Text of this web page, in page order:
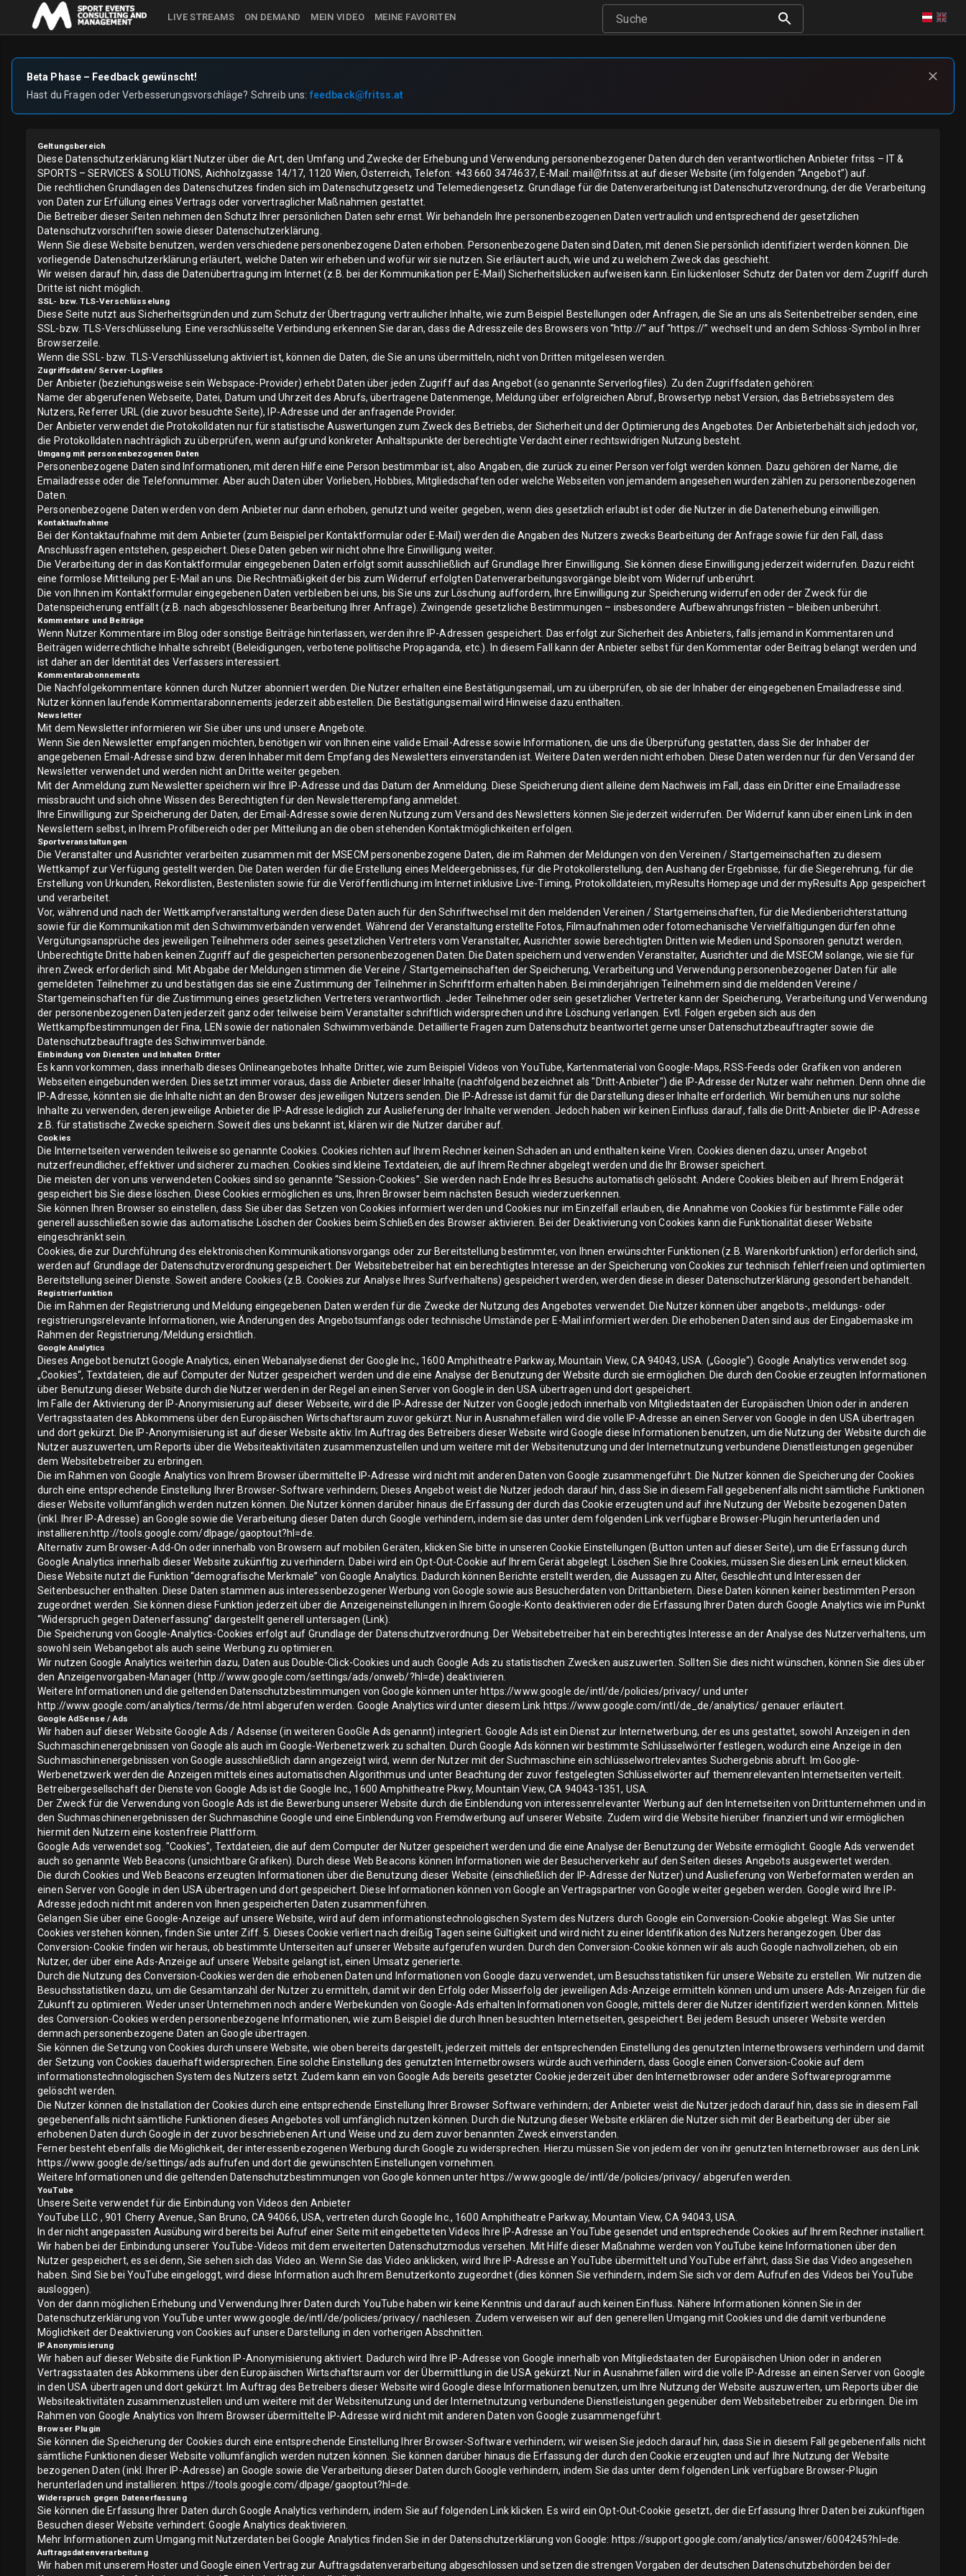
LIVE STREAMS ON DEMAND MEIN VIDEO MEINE FAVORITEN Suche
Beta Phase – Feedback gewünscht!
Hast du Fragen oder Verbesserungsvorschläge? Schreib uns: feedback@fritss.at
Geltungsbereich
Diese Datenschutzerklärung klärt Nutzer über die Art, den Umfang und Zwecke der Erhebung und Verwendung personenbezogener Daten durch den verantwortlichen Anbieter fritss – IT &
SPORTS – SERVICES & SOLUTIONS, Aichholzgasse 14/17, 1120 Wien, Österreich, Telefon: +43 660 3474637, E-Mail: mail@fritss.at auf dieser Website (im folgenden “Angebot”) auf.
Die rechtlichen Grundlagen des Datenschutzes finden sich im Datenschutzgesetz und Telemediengesetz. Grundlage für die Datenverarbeitung ist Datenschutzverordnung, der die Verarbeitung
von Daten zur Erfüllung eines Vertrags oder vorvertraglicher Maßnahmen gestattet.
Die Betreiber dieser Seiten nehmen den Schutz Ihrer persönlichen Daten sehr ernst. Wir behandeln Ihre personenbezogenen Daten vertraulich und entsprechend der gesetzlichen
Datenschutzvorschriften sowie dieser Datenschutzerklärung.
Wenn Sie diese Website benutzen, werden verschiedene personenbezogene Daten erhoben. Personenbezogene Daten sind Daten, mit denen Sie persönlich identifiziert werden können. Die
vorliegende Datenschutzerklärung erläutert, welche Daten wir erheben und wofür wir sie nutzen. Sie erläutert auch, wie und zu welchem Zweck das geschieht.
Wir weisen darauf hin, dass die Datenübertragung im Internet (z.B. bei der Kommunikation per E-Mail) Sicherheitslücken aufweisen kann. Ein lückenloser Schutz der Daten vor dem Zugriff durch
Dritte ist nicht möglich.
SSL- bzw. TLS-Verschlüsselung
Diese Seite nutzt aus Sicherheitsgründen und zum Schutz der Übertragung vertraulicher Inhalte, wie zum Beispiel Bestellungen oder Anfragen, die Sie an uns als Seitenbetreiber senden, eine
SSL-bzw. TLS-Verschlüsselung. Eine verschlüsselte Verbindung erkennen Sie daran, dass die Adresszeile des Browsers von “http://” auf “https://” wechselt und an dem Schloss-Symbol in Ihrer
Browserzeile.
Wenn die SSL- bzw. TLS-Verschlüsselung aktiviert ist, können die Daten, die Sie an uns übermitteln, nicht von Dritten mitgelesen werden.
Zugriffsdaten/ Server-Logfiles
Der Anbieter (beziehungsweise sein Webspace-Provider) erhebt Daten über jeden Zugriff auf das Angebot (so genannte Serverlogfiles). Zu den Zugriffsdaten gehören:
Name der abgerufenen Webseite, Datei, Datum und Uhrzeit des Abrufs, übertragene Datenmenge, Meldung über erfolgreichen Abruf, Browsertyp nebst Version, das Betriebssystem des
Nutzers, Referrer URL (die zuvor besuchte Seite), IP-Adresse und der anfragende Provider.
Der Anbieter verwendet die Protokolldaten nur für statistische Auswertungen zum Zweck des Betriebs, der Sicherheit und der Optimierung des Angebotes. Der Anbieterbehält sich jedoch vor,
die Protokolldaten nachträglich zu überprüfen, wenn aufgrund konkreter Anhaltspunkte der berechtigte Verdacht einer rechtswidrigen Nutzung besteht.
Umgang mit personenbezogenen Daten
Personenbezogene Daten sind Informationen, mit deren Hilfe eine Person bestimmbar ist, also Angaben, die zurück zu einer Person verfolgt werden können. Dazu gehören der Name, die
Emailadresse oder die Telefonnummer. Aber auch Daten über Vorlieben, Hobbies, Mitgliedschaften oder welche Webseiten von jemandem angesehen wurden zählen zu personenbezogenen
Daten.
Personenbezogene Daten werden von dem Anbieter nur dann erhoben, genutzt und weiter gegeben, wenn dies gesetzlich erlaubt ist oder die Nutzer in die Datenerhebung einwilligen.
Kontaktaufnahme
Bei der Kontaktaufnahme mit dem Anbieter (zum Beispiel per Kontaktformular oder E-Mail) werden die Angaben des Nutzers zwecks Bearbeitung der Anfrage sowie für den Fall, dass
Anschlussfragen entstehen, gespeichert. Diese Daten geben wir nicht ohne Ihre Einwilligung weiter.
Die Verarbeitung der in das Kontaktformular eingegebenen Daten erfolgt somit ausschließlich auf Grundlage Ihrer Einwilligung. Sie können diese Einwilligung jederzeit widerrufen. Dazu reicht
eine formlose Mitteilung per E-Mail an uns. Die Rechtmäßigkeit der bis zum Widerruf erfolgten Datenverarbeitungsvorgänge bleibt vom Widerruf unberührt.
Die von Ihnen im Kontaktformular eingegebenen Daten verbleiben bei uns, bis Sie uns zur Löschung auffordern, Ihre Einwilligung zur Speicherung widerrufen oder der Zweck für die
Datenspeicherung entfällt (z.B. nach abgeschlossener Bearbeitung Ihrer Anfrage). Zwingende gesetzliche Bestimmungen – insbesondere Aufbewahrungsfristen – bleiben unberührt.
Kommentare und Beiträge
Wenn Nutzer Kommentare im Blog oder sonstige Beiträge hinterlassen, werden ihre IP-Adressen gespeichert. Das erfolgt zur Sicherheit des Anbieters, falls jemand in Kommentaren und
Beiträgen widerrechtliche Inhalte schreibt (Beleidigungen, verbotene politische Propaganda, etc.). In diesem Fall kann der Anbieter selbst für den Kommentar oder Beitrag belangt werden und
ist daher an der Identität des Verfassers interessiert.
Kommentarabonnements
Die Nachfolgekommentare können durch Nutzer abonniert werden. Die Nutzer erhalten eine Bestätigungsemail, um zu überprüfen, ob sie der Inhaber der eingegebenen Emailadresse sind.
Nutzer können laufende Kommentarabonnements jederzeit abbestellen. Die Bestätigungsemail wird Hinweise dazu enthalten.
Newsletter
Mit dem Newsletter informieren wir Sie über uns und unsere Angebote.
Wenn Sie den Newsletter empfangen möchten, benötigen wir von Ihnen eine valide Email-Adresse sowie Informationen, die uns die Überprüfung gestatten, dass Sie der Inhaber der
angegebenen Email-Adresse sind bzw. deren Inhaber mit dem Empfang des Newsletters einverstanden ist. Weitere Daten werden nicht erhoben. Diese Daten werden nur für den Versand der
Newsletter verwendet und werden nicht an Dritte weiter gegeben.
Mit der Anmeldung zum Newsletter speichern wir Ihre IP-Adresse und das Datum der Anmeldung. Diese Speicherung dient alleine dem Nachweis im Fall, dass ein Dritter eine Emailadresse
missbraucht und sich ohne Wissen des Berechtigten für den Newsletterempfang anmeldet.
Ihre Einwilligung zur Speicherung der Daten, der Email-Adresse sowie deren Nutzung zum Versand des Newsletters können Sie jederzeit widerrufen. Der Widerruf kann über einen Link in den
Newslettern selbst, in Ihrem Profilbereich oder per Mitteilung an die oben stehenden Kontaktmöglichkeiten erfolgen.
Sportveranstaltungen
Die Veranstalter und Ausrichter verarbeiten zusammen mit der MSECM personenbezogene Daten, die im Rahmen der Meldungen von den Vereinen / Startgemeinschaften zu diesem
Wettkampf zur Verfügung gestellt werden. Die Daten werden für die Erstellung eines Meldeergebnisses, für die Protokollerstellung, den Aushang der Ergebnisse, für die Siegerehrung, für die
Erstellung von Urkunden, Rekordlisten, Bestenlisten sowie für die Veröffentlichung im Internet inklusive Live-Timing, Protokolldateien, myResults Homepage und der myResults App gespeichert
und verarbeitet.
Vor, während und nach der Wettkampfveranstaltung werden diese Daten auch für den Schriftwechsel mit den meldenden Vereinen / Startgemeinschaften, für die Medienberichterstattung
sowie für die Kommunikation mit den Schwimmverbänden verwendet. Während der Veranstaltung erstellte Fotos, Filmaufnahmen oder fotomechanische Vervielfältigungen dürfen ohne
Vergütungsansprüche des jeweiligen Teilnehmers oder seines gesetzlichen Vertreters vom Veranstalter, Ausrichter sowie berechtigten Dritten wie Medien und Sponsoren genutzt werden.
Unberechtigte Dritte haben keinen Zugriff auf die gespeicherten personenbezogenen Daten. Die Daten speichern und verwenden Veranstalter, Ausrichter und die MSECM solange, wie sie für
ihren Zweck erforderlich sind. Mit Abgabe der Meldungen stimmen die Vereine / Startgemeinschaften der Speicherung, Verarbeitung und Verwendung personenbezogener Daten für alle
gemeldeten Teilnehmer zu und bestätigen das sie eine Zustimmung der Teilnehmer in Schriftform erhalten haben. Bei minderjährigen Teilnehmern sind die meldenden Vereine /
Startgemeinschaften für die Zustimmung eines gesetzlichen Vertreters verantwortlich. Jeder Teilnehmer oder sein gesetzlicher Vertreter kann der Speicherung, Verarbeitung und Verwendung
der personenbezogenen Daten jederzeit ganz oder teilweise beim Veranstalter schriftlich widersprechen und ihre Löschung verlangen. Evtl. Folgen ergeben sich aus den
Wettkampfbestimmungen der Fina, LEN sowie der nationalen Schwimmverbände. Detaillierte Fragen zum Datenschutz beantwortet gerne unser Datenschutzbeauftragter sowie die
Datenschutzbeauftragte des Schwimmverbände.
Einbindung von Diensten und Inhalten Dritter
Es kann vorkommen, dass innerhalb dieses Onlineangebotes Inhalte Dritter, wie zum Beispiel Videos von YouTube, Kartenmaterial von Google-Maps, RSS-Feeds oder Grafiken von anderen
Webseiten eingebunden werden. Dies setzt immer voraus, dass die Anbieter dieser Inhalte (nachfolgend bezeichnet als "Dritt-Anbieter") die IP-Adresse der Nutzer wahr nehmen. Denn ohne die
IP-Adresse, könnten sie die Inhalte nicht an den Browser des jeweiligen Nutzers senden. Die IP-Adresse ist damit für die Darstellung dieser Inhalte erforderlich. Wir bemühen uns nur solche
Inhalte zu verwenden, deren jeweilige Anbieter die IP-Adresse lediglich zur Auslieferung der Inhalte verwenden. Jedoch haben wir keinen Einfluss darauf, falls die Dritt-Anbieter die IP-Adresse
z.B. für statistische Zwecke speichern. Soweit dies uns bekannt ist, klären wir die Nutzer darüber auf.
Cookies
Die Internetseiten verwenden teilweise so genannte Cookies. Cookies richten auf Ihrem Rechner keinen Schaden an und enthalten keine Viren. Cookies dienen dazu, unser Angebot
nutzerfreundlicher, effektiver und sicherer zu machen. Cookies sind kleine Textdateien, die auf Ihrem Rechner abgelegt werden und die Ihr Browser speichert.
Die meisten der von uns verwendeten Cookies sind so genannte “Session-Cookies”. Sie werden nach Ende Ihres Besuchs automatisch gelöscht. Andere Cookies bleiben auf Ihrem Endgerät
gespeichert bis Sie diese löschen. Diese Cookies ermöglichen es uns, Ihren Browser beim nächsten Besuch wiederzuerkennen.
Sie können Ihren Browser so einstellen, dass Sie über das Setzen von Cookies informiert werden und Cookies nur im Einzelfall erlauben, die Annahme von Cookies für bestimmte Fälle oder
generell ausschließen sowie das automatische Löschen der Cookies beim Schließen des Browser aktivieren. Bei der Deaktivierung von Cookies kann die Funktionalität dieser Website
eingeschränkt sein.
Cookies, die zur Durchführung des elektronischen Kommunikationsvorgangs oder zur Bereitstellung bestimmter, von Ihnen erwünschter Funktionen (z.B. Warenkorbfunktion) erforderlich sind,
werden auf Grundlage der Datenschutzverordnung gespeichert. Der Websitebetreiber hat ein berechtigtes Interesse an der Speicherung von Cookies zur technisch fehlerfreien und optimierten
Bereitstellung seiner Dienste. Soweit andere Cookies (z.B. Cookies zur Analyse Ihres Surfverhaltens) gespeichert werden, werden diese in dieser Datenschutzerklärung gesondert behandelt.
Registrierfunktion
Die im Rahmen der Registrierung und Meldung eingegebenen Daten werden für die Zwecke der Nutzung des Angebotes verwendet. Die Nutzer können über angebots-, meldungs- oder
registrierungsrelevante Informationen, wie Änderungen des Angebotsumfangs oder technische Umstände per E-Mail informiert werden. Die erhobenen Daten sind aus der Eingabemaske im
Rahmen der Registrierung/Meldung ersichtlich.
Google Analytics
Dieses Angebot benutzt Google Analytics, einen Webanalysedienst der Google Inc., 1600 Amphitheatre Parkway, Mountain View, CA 94043, USA. („Google“). Google Analytics verwendet sog.
„Cookies“, Textdateien, die auf Computer der Nutzer gespeichert werden und die eine Analyse der Benutzung der Website durch sie ermöglichen. Die durch den Cookie erzeugten Informationen
über Benutzung dieser Website durch die Nutzer werden in der Regel an einen Server von Google in den USA übertragen und dort gespeichert.
Im Falle der Aktivierung der IP-Anonymisierung auf dieser Webseite, wird die IP-Adresse der Nutzer von Google jedoch innerhalb von Mitgliedstaaten der Europäischen Union oder in anderen
Vertragsstaaten des Abkommens über den Europäischen Wirtschaftsraum zuvor gekürzt. Nur in Ausnahmefällen wird die volle IP-Adresse an einen Server von Google in den USA übertragen
und dort gekürzt. Die IP-Anonymisierung ist auf dieser Website aktiv. Im Auftrag des Betreibers dieser Website wird Google diese Informationen benutzen, um die Nutzung der Website durch die
Nutzer auszuwerten, um Reports über die Websiteaktivitäten zusammenzustellen und um weitere mit der Websitenutzung und der Internetnutzung verbundene Dienstleistungen gegenüber
dem Websitebetreiber zu erbringen.
Die im Rahmen von Google Analytics von Ihrem Browser übermittelte IP-Adresse wird nicht mit anderen Daten von Google zusammengeführt. Die Nutzer können die Speicherung der Cookies
durch eine entsprechende Einstellung Ihrer Browser-Software verhindern; Dieses Angebot weist die Nutzer jedoch darauf hin, dass Sie in diesem Fall gegebenenfalls nicht sämtliche Funktionen
dieser Website vollumfänglich werden nutzen können. Die Nutzer können darüber hinaus die Erfassung der durch das Cookie erzeugten und auf ihre Nutzung der Website bezogenen Daten
(inkl. Ihrer IP-Adresse) an Google sowie die Verarbeitung dieser Daten durch Google verhindern, indem sie das unter dem folgenden Link verfügbare Browser-Plugin herunterladen und
installieren:http://tools.google.com/dlpage/gaoptout?hl=de.
Alternativ zum Browser-Add-On oder innerhalb von Browsern auf mobilen Geräten, klicken Sie bitte in unseren Cookie Einstellungen (Button unten auf dieser Seite), um die Erfassung durch
Google Analytics innerhalb dieser Website zukünftig zu verhindern. Dabei wird ein Opt-Out-Cookie auf Ihrem Gerät abgelegt. Löschen Sie Ihre Cookies, müssen Sie diesen Link erneut klicken.
Diese Website nutzt die Funktion “demografische Merkmale” von Google Analytics. Dadurch können Berichte erstellt werden, die Aussagen zu Alter, Geschlecht und Interessen der
Seitenbesucher enthalten. Diese Daten stammen aus interessenbezogener Werbung von Google sowie aus Besucherdaten von Drittanbietern. Diese Daten können keiner bestimmten Person
zugeordnet werden. Sie können diese Funktion jederzeit über die Anzeigeneinstellungen in Ihrem Google-Konto deaktivieren oder die Erfassung Ihrer Daten durch Google Analytics wie im Punkt
“Widerspruch gegen Datenerfassung” dargestellt generell untersagen (Link).
Die Speicherung von Google-Analytics-Cookies erfolgt auf Grundlage der Datenschutzverordnung. Der Websitebetreiber hat ein berechtigtes Interesse an der Analyse des Nutzerverhaltens, um
sowohl sein Webangebot als auch seine Werbung zu optimieren.
Wir nutzen Google Analytics weiterhin dazu, Daten aus Double-Click-Cookies und auch Google Ads zu statistischen Zwecken auszuwerten. Sollten Sie dies nicht wünschen, können Sie dies über
den Anzeigenvorgaben-Manager ( http://www.google.com/settings/ads/onweb/?hl=de) deaktivieren.
Weitere Informationen und die geltenden Datenschutzbestimmungen von Google können unter https://www.google.de/intl/de/policies/privacy/und unter
http://www.google.com/analytics/terms/de.html abgerufen werden. Google Analytics wird unter diesem Link https://www.google.com/intl/de_de/analytics/genauer erläutert.
Google AdSense / Ads
Wir haben auf dieser Website Google Ads / Adsense (in weiteren GooGle Ads genannt) integriert. Google Ads ist ein Dienst zur Internetwerbung, der es uns gestattet, sowohl Anzeigen in den
Suchmaschinenergebnissen von Google als auch im Google-Werbenetzwerk zu schalten. Durch Google Ads können wir bestimmte Schlüsselwörter festlegen, wodurch eine Anzeige in den
Suchmaschinenergebnissen von Google ausschließlich dann angezeigt wird, wenn der Nutzer mit der Suchmaschine ein schlüsselwortrelevantes Suchergebnis abruft. Im Google-
Werbenetzwerk werden die Anzeigen mittels eines automatischen Algorithmus und unter Beachtung der zuvor festgelegten Schlüsselwörter auf themenrelevanten Internetseiten verteilt.
Betreibergesellschaft der Dienste von Google Ads ist die Google Inc., 1600 Amphitheatre Pkwy, Mountain View, CA 94043-1351, USA.
Der Zweck für die Verwendung von Google Ads ist die Bewerbung unserer Website durch die Einblendung von interessenrelevanter Werbung auf den Internetseiten von Drittunternehmen und in
den Suchmaschinenergebnissen der Suchmaschine Google und eine Einblendung von Fremdwerbung auf unserer Website. Zudem wird die Website hierüber finanziert und wir ermöglichen
hiermit den Nutzern eine kostenfreie Plattform.
Google Ads verwendet sog. "Cookies", Textdateien, die auf dem Computer der Nutzer gespeichert werden und die eine Analyse der Benutzung der Website ermöglicht. Google Ads verwendet
auch so genannte Web Beacons (unsichtbare Grafiken). Durch diese Web Beacons können Informationen wie der Besucherverkehr auf den Seiten dieses Angebots ausgewertet werden.
Die durch Cookies und Web Beacons erzeugten Informationen über die Benutzung dieser Website (einschließlich der IP-Adresse der Nutzer) und Auslieferung von Werbeformaten werden an
einen Server von Google in den USA übertragen und dort gespeichert. Diese Informationen können von Google an Vertragspartner von Google weiter gegeben werden. Google wird Ihre IP-
Adresse jedoch nicht mit anderen von Ihnen gespeicherten Daten zusammenführen.
Gelangen Sie über eine Google-Anzeige auf unsere Website, wird auf dem informationstechnologischen System des Nutzers durch Google ein Conversion-Cookie abgelegt. Was Sie unter
Cookies verstehen können, finden Sie unter Ziff. 5. Dieses Cookie verliert nach dreißig Tagen seine Gültigkeit und wird nicht zu einer Identifikation des Nutzers herangezogen. Über das
Conversion-Cookie finden wir heraus, ob bestimmte Unterseiten auf unserer Website aufgerufen wurden. Durch den Conversion-Cookie können wir als auch Google nachvollziehen, ob ein
Nutzer, der über eine Ads-Anzeige auf unsere Website gelangt ist, einen Umsatz generierte.
Durch die Nutzung des Conversion-Cookies werden die erhobenen Daten und Informationen von Google dazu verwendet, um Besuchsstatistiken für unsere Website zu erstellen. Wir nutzen die
Besuchsstatistiken dazu, um die Gesamtanzahl der Nutzer zu ermitteln, damit wir den Erfolg oder Misserfolg der jeweiligen Ads-Anzeige ermitteln können und um unsere Ads-Anzeigen für die
Zukunft zu optimieren. Weder unser Unternehmen noch andere Werbekunden von Google-Ads erhalten Informationen von Google, mittels derer die Nutzer identifiziert werden können. Mittels
des Conversion-Cookies werden personenbezogene Informationen, wie zum Beispiel die durch Ihnen besuchten Internetseiten, gespeichert. Bei jedem Besuch unserer Website werden
demnach personenbezogene Daten an Google übertragen.
Sie können die Setzung von Cookies durch unsere Website, wie oben bereits dargestellt, jederzeit mittels der entsprechenden Einstellung des genutzten Internetbrowsers verhindern und damit
der Setzung von Cookies dauerhaft widersprechen. Eine solche Einstellung des genutzten Internetbrowsers würde auch verhindern, dass Google einen Conversion-Cookie auf dem
informationstechnologischen System des Nutzers setzt. Zudem kann ein von Google Ads bereits gesetzter Cookie jederzeit über den Internetbrowser oder andere Softwareprogramme
gelöscht werden.
Die Nutzer können die Installation der Cookies durch eine entsprechende Einstellung Ihrer Browser Software verhindern; der Anbieter weist die Nutzer jedoch darauf hin, dass sie in diesem Fall
gegebenenfalls nicht sämtliche Funktionen dieses Angebotes voll umfänglich nutzen können. Durch die Nutzung dieser Website erklären die Nutzer sich mit der Bearbeitung der über sie
erhobenen Daten durch Google in der zuvor beschriebenen Art und Weise und zu dem zuvor benannten Zweck einverstanden.
Ferner besteht ebenfalls die Möglichkeit, der interessenbezogenen Werbung durch Google zu widersprechen. Hierzu müssen Sie von jedem der von ihr genutzten Internetbrowser aus den Link
https://www.google.de/settings/ads aufrufen und dort die gewünschten Einstellungen vornehmen.
Weitere Informationen und die geltenden Datenschutzbestimmungen von Google können unter https://www.google.de/intl/de/policies/privacy/abgerufen werden.
YouTube
Unsere Seite verwendet für die Einbindung von Videos den Anbieter
YouTube LLC , 901 Cherry Avenue, San Bruno, CA 94066, USA, vertreten durch Google Inc., 1600 Amphitheatre Parkway, Mountain View, CA 94043, USA.
In der nicht angepassten Ausübung wird bereits bei Aufruf einer Seite mit eingebetteten Videos Ihre IP-Adresse an YouTube gesendet und entsprechende Cookies auf Ihrem Rechner installiert.
Wir haben bei der Einbindung unserer YouTube-Videos mit dem erweiterten Datenschutzmodus versehen. Mit Hilfe dieser Maßnahme werden von YouTube keine Informationen über den
Nutzer gespeichert, es sei denn, Sie sehen sich das Video an. Wenn Sie das Video anklicken, wird Ihre IP-Adresse an YouTube übermittelt und YouTube erfährt, dass Sie das Video angesehen
haben. Sind Sie bei YouTube eingeloggt, wird diese Information auch Ihrem Benutzerkonto zugeordnet (dies können Sie verhindern, indem Sie sich vor dem Aufrufen des Videos bei YouTube
ausloggen).
Von der dann möglichen Erhebung und Verwendung Ihrer Daten durch YouTube haben wir keine Kenntnis und darauf auch keinen Einfluss. Nähere Informationen können Sie in der
Datenschutzerklärung von YouTube unterwww.google.de/intl/de/policies/privacy/nachlesen. Zudem verweisen wir auf den generellen Umgang mit Cookies und die damit verbundene
Möglichkeit der Deaktivierung von Cookies auf unsere Darstellung in den vorherigen Abschnitten.
IP Anonymisierung
Wir haben auf dieser Website die Funktion IP-Anonymisierung aktiviert. Dadurch wird Ihre IP-Adresse von Google innerhalb von Mitgliedstaaten der Europäischen Union oder in anderen
Vertragsstaaten des Abkommens über den Europäischen Wirtschaftsraum vor der Übermittlung in die USA gekürzt. Nur in Ausnahmefällen wird die volle IP-Adresse an einen Server von Google
in den USA übertragen und dort gekürzt. Im Auftrag des Betreibers dieser Website wird Google diese Informationen benutzen, um Ihre Nutzung der Website auszuwerten, um Reports über die
Websiteaktivitäten zusammenzustellen und um weitere mit der Websitenutzung und der Internetnutzung verbundene Dienstleistungen gegenüber dem Websitebetreiber zu erbringen. Die im
Rahmen von Google Analytics von Ihrem Browser übermittelte IP-Adresse wird nicht mit anderen Daten von Google zusammengeführt.
Browser Plugin
Sie können die Speicherung der Cookies durch eine entsprechende Einstellung Ihrer Browser-Software verhindern; wir weisen Sie jedoch darauf hin, dass Sie in diesem Fall gegebenenfalls nicht
sämtliche Funktionen dieser Website vollumfänglich werden nutzen können. Sie können darüber hinaus die Erfassung der durch den Cookie erzeugten und auf Ihre Nutzung der Website
bezogenen Daten (inkl. Ihrer IP-Adresse) an Google sowie die Verarbeitung dieser Daten durch Google verhindern, indem Sie das unter dem folgenden Link verfügbare Browser-Plugin
herunterladen und installieren: https://tools.google.com/dlpage/gaoptout?hl=de.
Widerspruch gegen Datenerfassung
Sie können die Erfassung Ihrer Daten durch Google Analytics verhindern, indem Sie auf folgenden Link klicken. Es wird ein Opt-Out-Cookie gesetzt, der die Erfassung Ihrer Daten bei zukünftigen
Besuchen dieser Website verhindert:Google Analytics deaktivieren
Mehr Informationen zum Umgang mit Nutzerdaten bei Google Analytics finden Sie in der Datenschutzerklärung von Google: https://support.google.com/analytics/answer/6004245?hl=de
Auftragsdatenverarbeitung
Wir haben mit unserem Hoster und Google einen Vertrag zur Auftragsdatenverarbeitung abgeschlossen und setzen die strengen Vorgaben der deutschen Datenschutzbehörden bei der